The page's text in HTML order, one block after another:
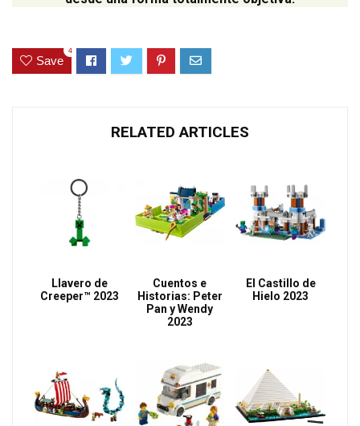
Save
4
RELATED ARTICLES
Llavero de
Creeper™ 2023
Cuentos e
Historias: Peter
Pan y Wendy
2023
El Castillo de
Hielo 2023